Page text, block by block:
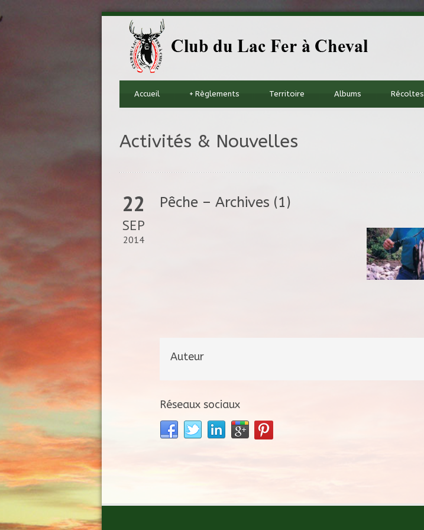
Accueil Règlements
+ Territoire Albums Récoltes
Activités & Nouvelles
22
SEP
2014
Pêche – Archives (1)
Auteur
Réseaux sociaux